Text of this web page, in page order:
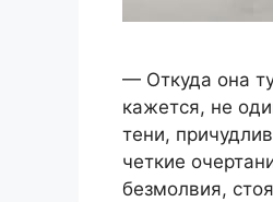
— Откуда она
кажется, не
тени,
четкие
безмолвия,